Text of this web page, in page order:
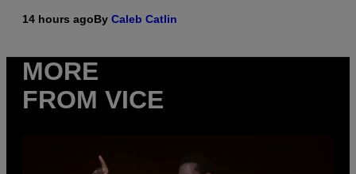
14 hours agoBy Caleb Catlin
MORE
FROM VICE